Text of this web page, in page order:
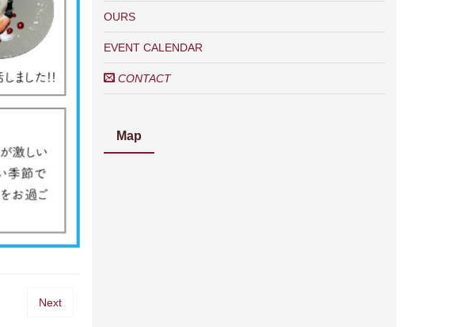
Next
OURS
EVENT CALENDAR
CONTACT
Map